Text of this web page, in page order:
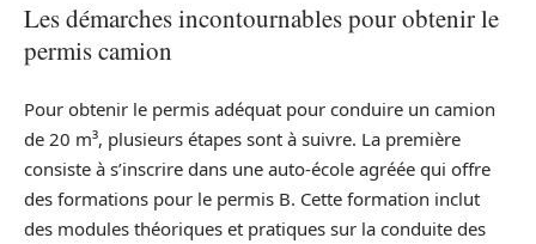
Les démarches incontournables pour obtenir le
permis camion
Pour obtenir le permis adéquat pour conduire un camion
de 20 m³, plusieurs étapes sont à suivre. La première
consiste à s’inscrire dans une auto-école agréée qui offre
des formations pour le permis B. Cette formation inclut
des modules théoriques et pratiques sur la conduite des